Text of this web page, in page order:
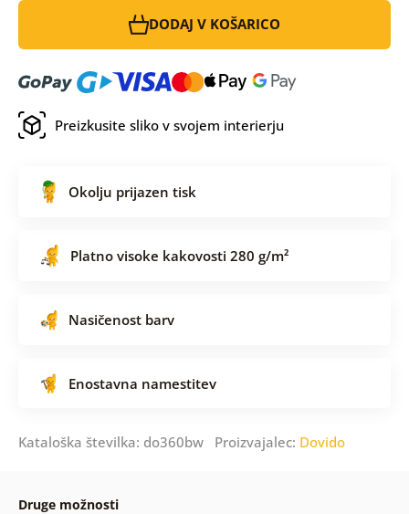
DODAJ V KOŠARICO
Preizkusite sliko v svojem interierju
Okolju prijazen tisk
Platno visoke kakovosti 280 g/m²
Nasičenost barv
Enostavna namestitev
Kataloška številka: do360bw Proizvajalec: Dovido
Druge možnosti